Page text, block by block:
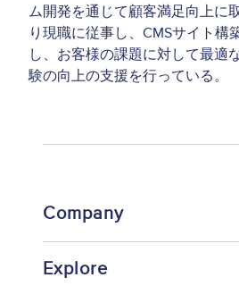
ム開発を通じて顧客満足向上に
り現職に従事し、 CMSサイト構
し、 お客様の課題に対して最適
験の向上の支援を行っている。
Company
Explore